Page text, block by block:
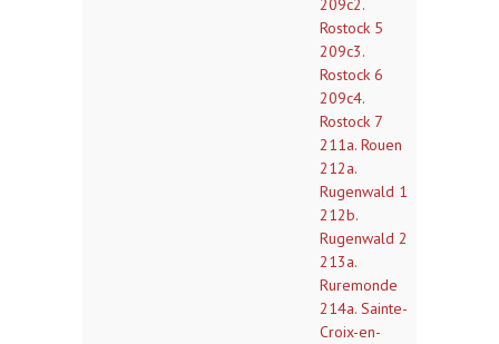
209c2.
Rostock 5
209c3.
Rostock 6
209c4.
Rostock 7
211a. Rouen
212a.
Rugenwald 1
212b.
Rugenwald 2
213a.
Ruremonde
214a. Sainte-
Croix-en-